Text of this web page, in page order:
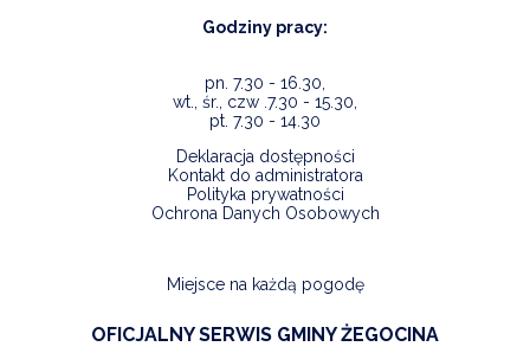
Godziny pracy:
pn. 7.30 - 16.30,
wt., śr., czw .7.30 - 15.30,
pt. 7.30 - 14.30
Deklaracja dostępności
Kontakt do administratora
Polityka prywatności
Ochrona Danych Osobowych
Miejsce na każdą pogodę
OFICJALNY SERWIS GMINY ŻEGOCINA